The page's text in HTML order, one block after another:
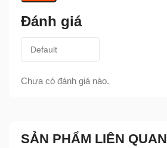
Đánh giá
Chưa có đánh giá nào.
SẢN PHẨM LIÊN QUAN